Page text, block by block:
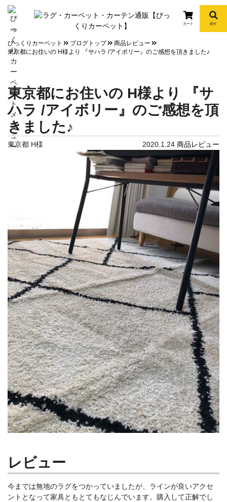
info
カート 探す
びっくりカーペット ブログトップ
商品レビュー
東京都にお住いの H様より 『サハラ /アイボリー』のご感想を頂きました♪
東京都にお住いの H様より 『サ
ハラ /アイボリー』のご感想を頂
きました♪
東京都 H様 2020.1.24 商品レビュー
レビュー
今までは無地のラグをつかっていましたが、ラインが良いアクセ
ントとなって家具ともとてもなじんでいます。購入して正解でし